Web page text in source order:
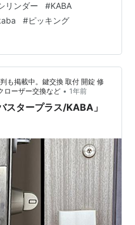
適合する、KABA社の
作業を実施しました。 取り
使用方法のご説明を行
りました。 引越し直後は何
犯面を最初に整えておくこ
リンダー #KABA
#ピッキング
も掲載中。鍵交換 取付 開錠 修
ローザー交換など • 1年前
スタープラス/KABA」